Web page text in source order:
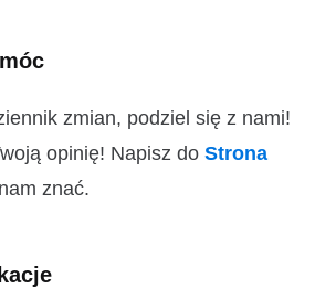
zmian, podziel się z nami!
opinię! Napisz do Strona
znać.